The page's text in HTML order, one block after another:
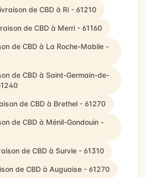
de CBD à Ri - 61210
de CBD à Merri - 61160
de CBD à La Roche-Mabile -
de CBD à Saint-Germain-de-
de CBD à Brethel - 61270
de CBD à Ménil-Gondouin -
de CBD à Survie - 61310
de CBD à Auguaise - 61270